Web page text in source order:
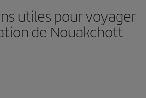
utiles pour voyager
de Nouakchott